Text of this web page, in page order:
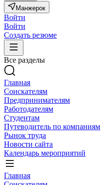
Манжерок
Войти
Войти
Создать резюме
Все разделы
Главная
Соискателям
Предпринимателям
Работодателям
Студентам
Путеводитель по компаниям
Рынок труда
Новости сайта
Календарь мероприятий
Главная